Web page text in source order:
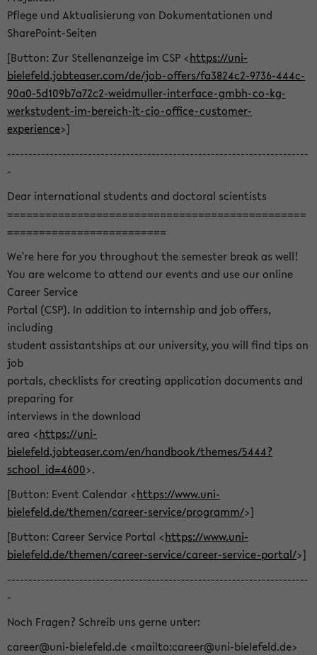
Pflege und Aktualisierung von Dokumentationen und
SharePoint-Seiten
[Button: Zur Stellenanzeige im CSP <https://uni-
bielefeld.jobteaser.com/de/job-offers/fa3824c2-9736-444c-
90a0-5d109b7a72c2-weidmuller-interface-gmbh-co-kg-
werkstudent-im-bereich-it-cio-office-customer-
experience>]
-----------------------------------------------------------------------
-
Dear international students and doctoral scientists
===============================================
=========================
We're here for you throughout the semester break as well!
You are welcome to attend our events and use our online
Career Service
Portal (CSP). In addition to internship and job offers,
including
student assistantships at our university, you will find tips on
job
portals, checklists for creating application documents and
preparing for
interviews in the download
area <https://uni-
bielefeld.jobteaser.com/en/handbook/themes/5444?
school_id=4600>.
[Button: Event Calendar <https://www.uni-
bielefeld.de/themen/career-service/programm/>]
[Button: Career Service Portal <https://www.uni-
bielefeld.de/themen/career-service/career-service-portal/>]
-----------------------------------------------------------------------
-
Noch Fragen? Schreib uns gerne unter:
career@uni-bielefeld.de <mailto:career@uni-bielefeld.de>